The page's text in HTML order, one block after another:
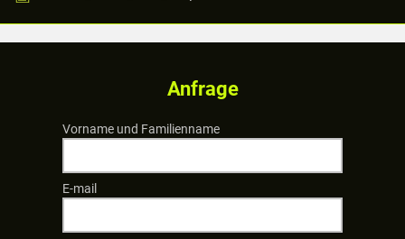
Anfrage
Vorname und Familienname
E-mail